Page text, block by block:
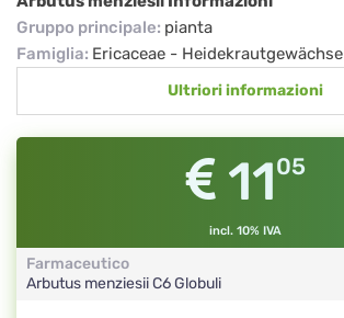
Gruppo principale: pianta
Famiglia: Ericaceae - Heidekrautgewächse
Ultriori informazioni
1105
incl. 10% IVA
Farmaceutico
Arbutus menziesiiC6Globuli